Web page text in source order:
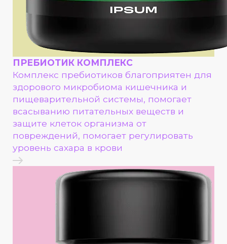
ПРЕБИОТИК КОМПЛЕКС
Комплекс пребиотиков благоприятен для
здорового микробиома кишечника и
пищеварительной системы, помогает
всасыванию питательных веществ и
защите клеток организма от
повреждений, помогает регулировать
уровень сахара в крови